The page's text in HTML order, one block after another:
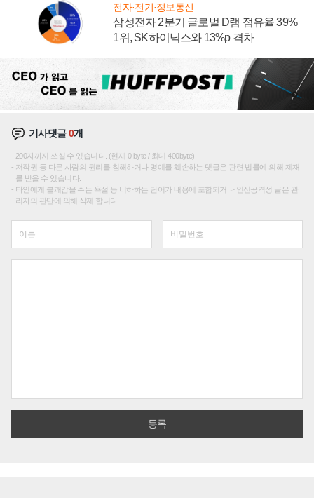
전자·전기·정보통신
삼성전자 2분기 글로벌 D램 점유율 39%
1위, SK하이닉스와 13%p 격차
기사댓글0개
200자까지 쓰실 수 있습니다. (현재 0 byte / 최대 400byte)
저작권 등 다른 사람의 권리를 침해하거나 명예를 훼손하는 댓글은 관련 법률에 의해 제재
를 받을 수 있습니다.
타인에게 불쾌감을 주는 욕설 등 비하하는 단어가 내용에 포함되거나 인신공격성 글은 관
리자의 판단에 의해 삭제 합니다.